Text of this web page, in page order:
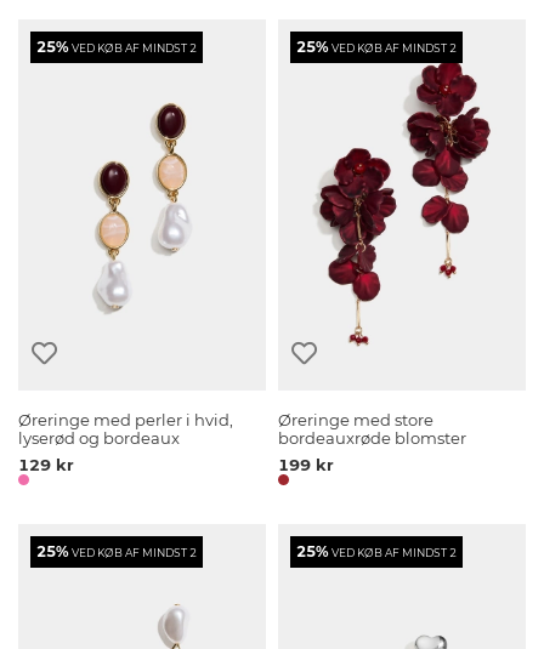
25%VED KØB AF MINDST 2
Øreringe med perler i hvid,
lyserød og bordeaux
129 kr
25%VED KØB AF MINDST 2
Øreringe med store
bordeauxrøde blomster
199 kr
25%VED KØB AF MINDST 2 25%VED KØB AF MINDST 2